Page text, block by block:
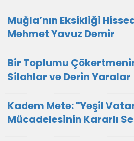
Muğla’nın Eksikliği
Mehmet Yavuz Demir
Bir Toplumu
Silahlar ve Derin Yaralar
Kadem Mete: "Yeşil
Mücadelesinin Kararlı